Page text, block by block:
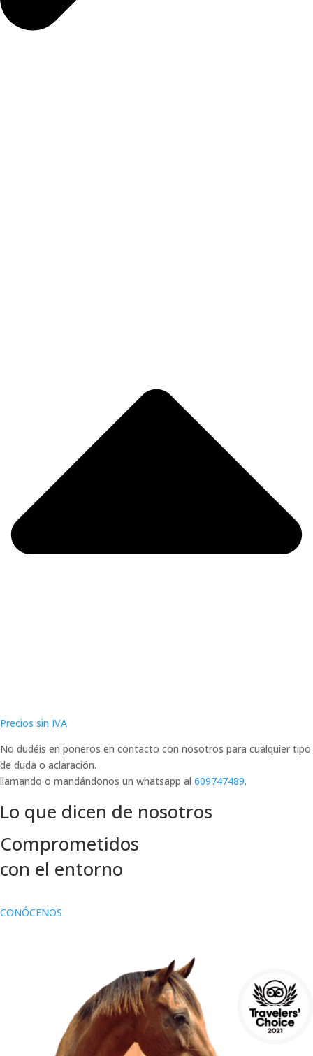
Precios sin IVA
No dudéis en poneros en contacto con nosotros para cualquier tipo
de duda o aclaración.
llamando o mandándonos un whatsapp al 609747489.
Lo que dicen de nosotros
Comprometidos
con el entorno
CONÓCENOS